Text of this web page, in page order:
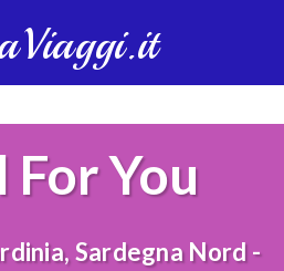
You
Sardegna Nord -